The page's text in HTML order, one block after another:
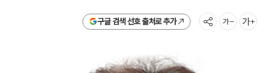
구글 검색 선호 출처로 추가